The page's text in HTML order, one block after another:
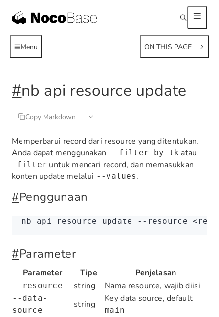
Menu ON THIS PAGE
#nb api resource update
Copy Markdown
Memperbarui record dari resource yang ditentukan.
Anda dapat menggunakan --filter-by-tk atau -
-filter untuk mencari record, dan memasukkan
konten update melalui --values.
#Penggunaan
nb api resource update --resource <
#Parameter
Parameter Tipe Penjelasan
--resource string Nama resource, wajib diisi
--data-
source
string
Key data source, default
main